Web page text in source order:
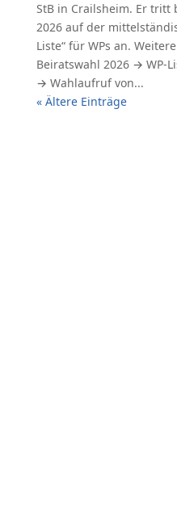
StB in Crailsheim. Er tritt
2026 auf der
Liste“ für WPs an.
Beiratswahl 2026 → WP-
→ Wahlaufruf von...
« Ältere Einträge